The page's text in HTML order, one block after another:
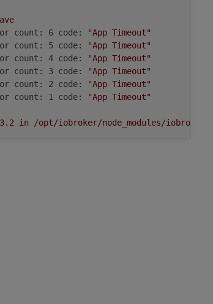
count: 6 code:
"App Timeout"
count: 5 code:
"App Timeout"
count: 4 code:
"App Timeout"
count: 3 code:
"App Timeout"
count: 2 code:
"App Timeout"
count: 1 code:
"App Timeout"
.2 in /opt/iobroker/node_modules/